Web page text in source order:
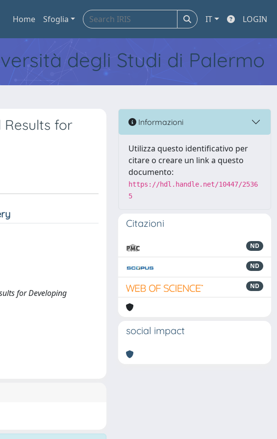
Home Sfoglia IT LOGIN
degli Studi di Palermo
Results for
for Developing
Informazioni
Utilizza questo identificativo per
citare o creare un link a questo
documento:
https://hdl.handle.net/10447/2536
5
Citazioni
ND
ND
ND
social impact